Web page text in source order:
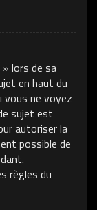
lors de sa
en haut du
vous ne voyez
sujet est
autoriser la
possible de
règles du